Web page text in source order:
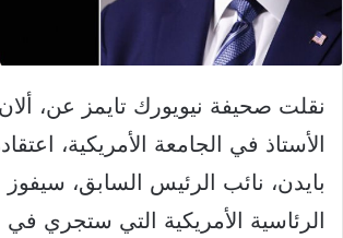
نقلت صحيفة نيويورك تايمز عن،
الأستاذ في الجامعة الأمريكية،
بايدن، نائب الرئيس السابق، سيفوز
الرئاسية الأمريكية التي ستجري في